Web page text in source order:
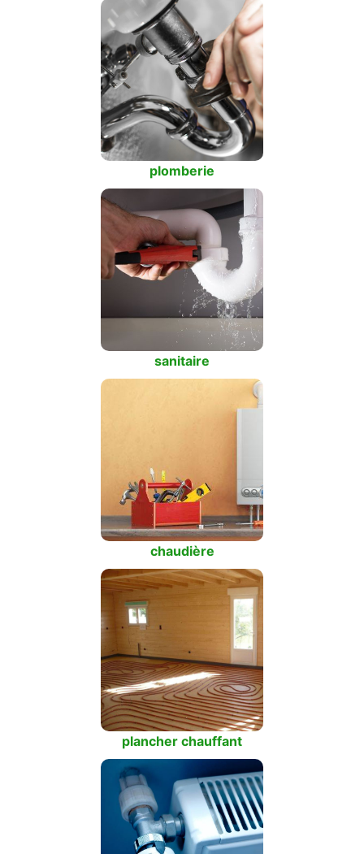
plomberie
sanitaire
chaudière
plancher chauffant